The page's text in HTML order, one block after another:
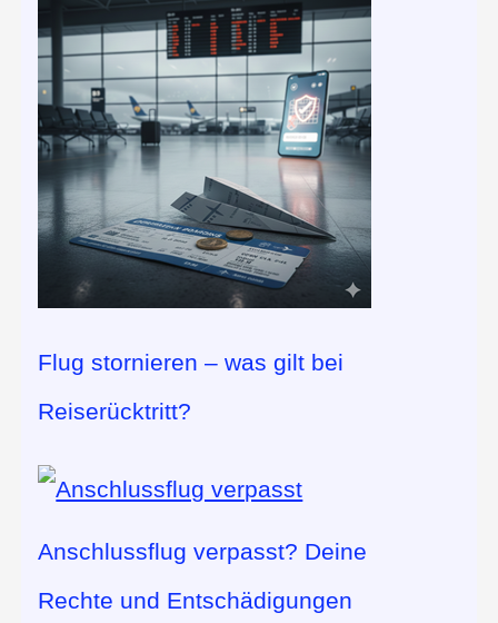
Flug stornieren – was gilt bei
Reiserücktritt?
Anschlussflug verpasst? Deine
Rechte und Entschädigungen